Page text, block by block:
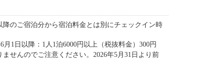
降のご宿泊分から宿泊料金とは別にチェックイン時
1日以降：1人1泊6000円以上（税抜料金）300円
せんのでご注意ください。2026年5月31日より前